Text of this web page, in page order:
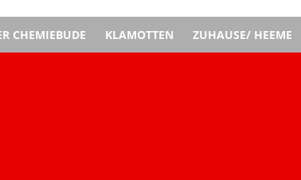
CHEMIEBUDE KLAMOTTEN ZUHAUSE/ HEEME